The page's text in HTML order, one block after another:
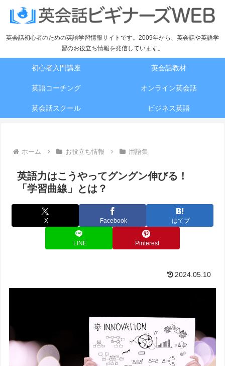
英会話初心者のための英語学習情報サイトです。2009年から、英会話や英語学
習のお役立ち情報を発信しています。
初心者入門講座 英会話教材
英語コーチング オンライン英会話
英会話スクール ビジネス英語
ホーム お役立ち情報 用語集
英語力はこうやってグングン伸びる！
「学習曲線」とは？
X Facebook はてブ
LINE Pinterest
2024.05.10